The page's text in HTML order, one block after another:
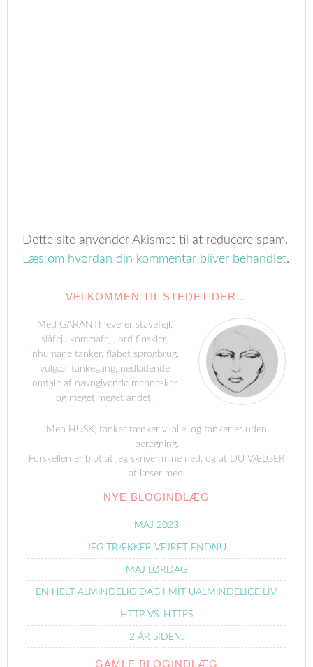
Dette site anvender Akismet til at reducere spam.
Læs om hvordan din kommentar bliver behandlet.
VELKOMMEN TIL STEDET DER…
Med GARANTI leverer stavefejl,
slåfejl, kommafejl, ord floskler,
inhumane tanker, flabet sprogbrug,
vulgær tankegang, nedladende
omtale af navngivende mennesker
og meget meget andet.
Men HUSK, tanker tænker vi alle, og tanker er uden
beregning.
Forskellen er blot at jeg skriver mine ned, og at DU VÆLGER
at læser med.
NYE BLOGINDLÆG
MAJ 2023
JEG TRÆKKER VEJRET ENDNU
MAJ LØRDAG
EN HELT ALMINDELIG DAG I MIT UALMINDELIGE LIV.
HTTP VS. HTTPS
2 ÅR SIDEN.
GAMLE BLOGINDLÆG